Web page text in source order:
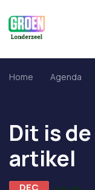
Home Agenda
Dit is
artikel
DEC